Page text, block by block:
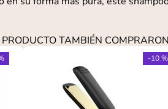
TAMBIÉN COMPRARON
-10 %